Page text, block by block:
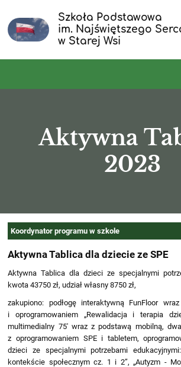
Szkoła Podstawowa
im. Najświętszego
w Starej Wsi
Aktywna
2023
Aktywna
Tablica
2023
Koordynator programu w szkole
Aktywna Tablica dla dziecie ze SPE
Aktywna Tablica dla dzieci ze specjalnymi
kwota 43750 zł, udział własny 8750 zł,
zakupiono: podłogę interaktywną FunFloor
i oprogramowaniem „Rewalidacja i terapia
multimedialny 75' wraz z podstawą mobilną,
z oprogramowaniem SPE i tabletem,
dzieci ze specjalnymi potrzebami
kontekście społecznym cz. 1 i 2”, „Autyzm -